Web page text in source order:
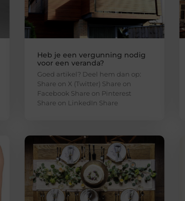
Heb je een vergunning nodig
voor een veranda?
Goed artikel? Deel hem dan op:
Share on X (Twitter) Share on
Facebook Share on Pinterest
Share on LinkedIn Share